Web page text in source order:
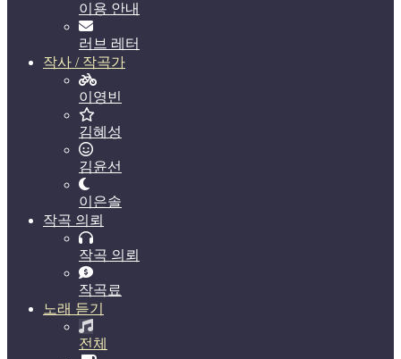
이용 안내
러브 레터
작사 / 작곡가
이영빈
김혜성
김윤선
이은솔
작곡 의뢰
작곡 의뢰
작곡료
노래 듣기
전체